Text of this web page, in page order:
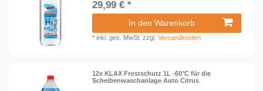
29,99 € *
In den Warenkorb
*inkl. ges. MwSt. zzgl.Versandkosten
12x KLAX Frostschutz 1L -60°C für die
Scheibenwaschanlage Auto Citrus